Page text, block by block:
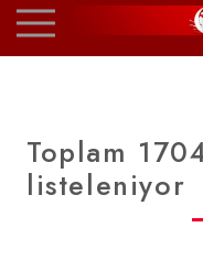
Toplam
listeleniyor